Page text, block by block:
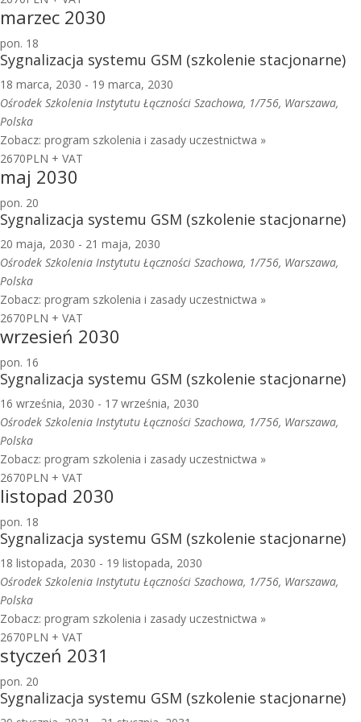
marzec 2030
pon. 18
Sygnalizacja systemu GSM (szkolenie stacjonarne)
18 marca, 2030 - 19 marca, 2030
Ośrodek Szkolenia Instytutu Łączności Szachowa, 1/756, Warszawa,
Polska
Zobacz: program szkolenia i zasady uczestnictwa »
2670PLN + VAT
maj 2030
pon. 20
Sygnalizacja systemu GSM (szkolenie stacjonarne)
20 maja, 2030 - 21 maja, 2030
Ośrodek Szkolenia Instytutu Łączności Szachowa, 1/756, Warszawa,
Polska
Zobacz: program szkolenia i zasady uczestnictwa »
2670PLN + VAT
wrzesień 2030
pon. 16
Sygnalizacja systemu GSM (szkolenie stacjonarne)
16 września, 2030 - 17 września, 2030
Ośrodek Szkolenia Instytutu Łączności Szachowa, 1/756, Warszawa,
Polska
Zobacz: program szkolenia i zasady uczestnictwa »
2670PLN + VAT
listopad 2030
pon. 18
Sygnalizacja systemu GSM (szkolenie stacjonarne)
18 listopada, 2030 - 19 listopada, 2030
Ośrodek Szkolenia Instytutu Łączności Szachowa, 1/756, Warszawa,
Polska
Zobacz: program szkolenia i zasady uczestnictwa »
2670PLN + VAT
styczeń 2031
pon. 20
Sygnalizacja systemu GSM (szkolenie stacjonarne)